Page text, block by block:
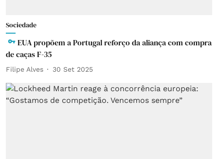
Sociedade
EUA propõem a Portugal reforço da aliança com compra
de caças F-35
Filipe Alves 30 Set 2025